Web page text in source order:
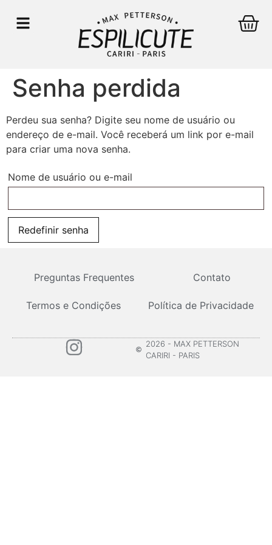
Senha perdida
Perdeu sua senha? Digite seu nome de usuário ou
endereço de e-mail. Você receberá um link por e-mail
para criar uma nova senha.
Nome de usuário ou e-mail
Redefinir senha
Preguntas Frequentes Contato
Termos e Condições Política de Privacidade
2026 - MAX PETTERSON
CARIRI - PARIS